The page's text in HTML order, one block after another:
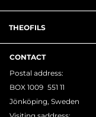
THEOFILS
CONTACT
Postal address:
BOX 1009 551 11
Jönköping, Sweden